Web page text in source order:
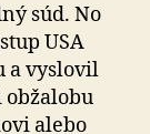
súd. No
USA
a vyslovil
alebo